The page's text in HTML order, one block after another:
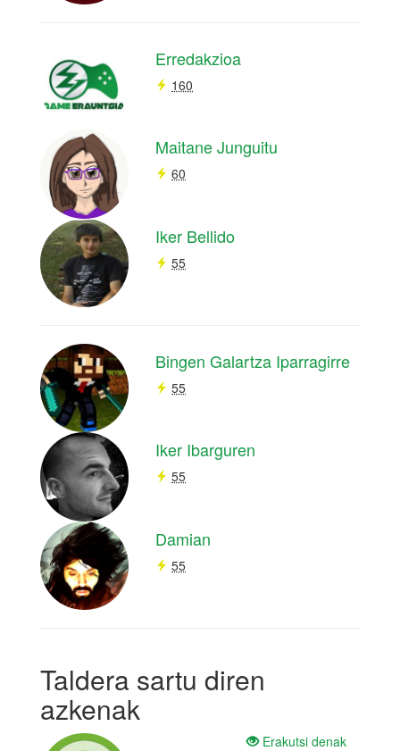
Erredakzioa
160
Maitane Junguitu
60
Iker Bellido
55
Bingen Galartza Iparragirre
55
Iker Ibarguren
55
Damian
55
Taldera sartu diren
azkenak
Erakutsi denak